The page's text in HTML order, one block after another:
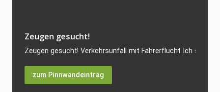
Zeugen gesucht!
Zeugen gesucht! Verkehrsunfall mit Fahrerflucht Ich suche
zum Pinnwandeintrag